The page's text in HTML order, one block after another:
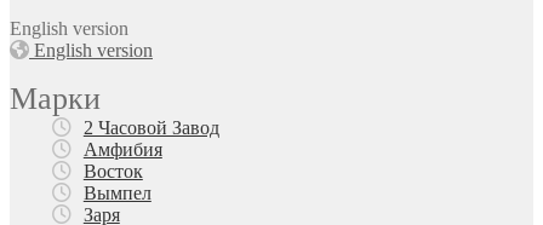
English version
English version
Марки
2 Часовой Завод
Амфибия
Восток
Вымпел
Заря